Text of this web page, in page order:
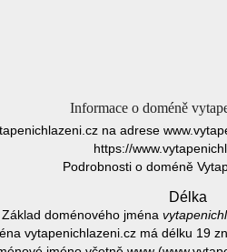
Informace o doméně
na adrese
https://
Podrobnosti o doméně
Délka
Základ doménového jména
vytapenichlazeni.cz má délku 19